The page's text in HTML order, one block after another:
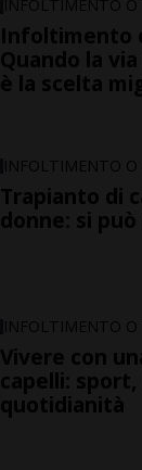
INFOLTIMENTO
Infoltimento
Quando la
è la scelta
INFOLTIMENTO
Trapianto di
donne: si
INFOLTIMENTO
Vivere con
capelli: sport,
quotidianità